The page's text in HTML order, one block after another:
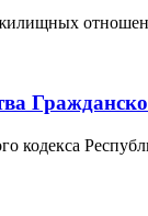
кодекса